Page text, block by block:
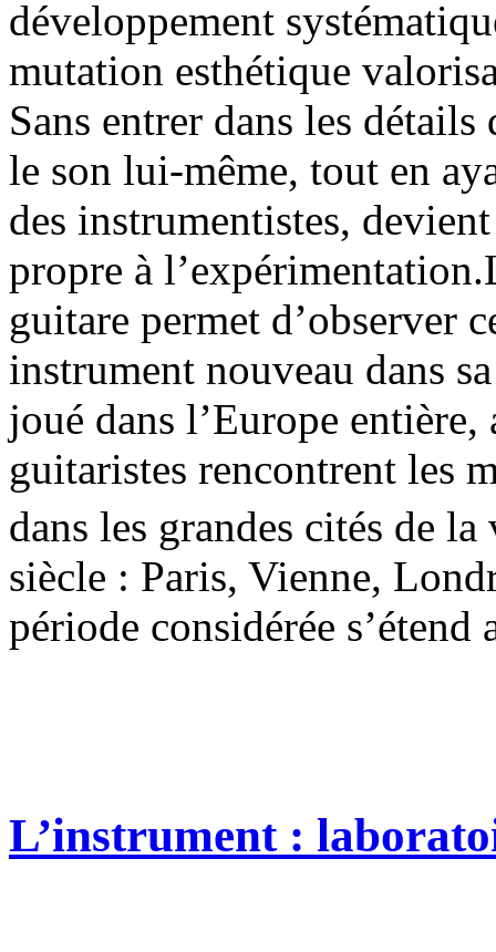
développement
mutation esthétique
Sans entrer dans les
le son lui-même, tout en
des instrumentistes,
propre à
guitare permet d’observer
instrument nouveau dans
joué dans l’Europe
guitaristes rencontrent les
dans les grandes cités de
siècle : Paris, Vienne,
période considérée s’étend
L’instrument :